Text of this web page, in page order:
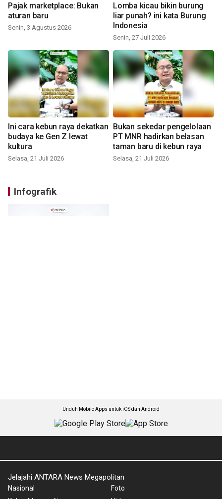
Pajak marketplace: Bukan
aturan baru
Senin, 3 Agustus 2026
Lomba kicau bikin burung
liar punah? ini kata Burung
Indonesia
Senin, 27 Juli 2026
Ini cara kebun raya dekatkan
budaya ke Gen Z lewat
kultura
Selasa, 21 Juli 2026
Bukan sekedar pengelolaan
PT MNR hadirkan belasan
taman baru di kebun raya
Selasa, 21 Juli 2026
Infografik
Unduh Mobile Apps untuk iOS dan Android
Jelajahi ANTARA News Megapolitan
Nasional
Foto